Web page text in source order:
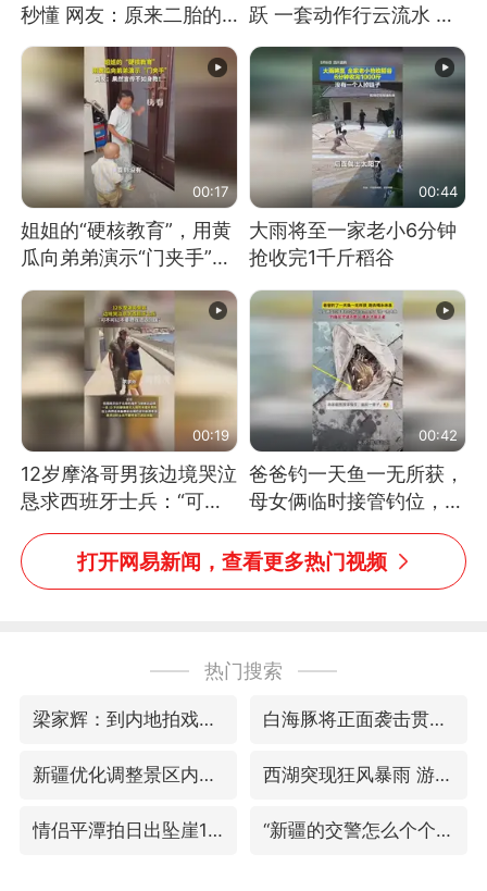
秒懂 网友：原来二胎的
快乐长这样
跃 一套动作行云流水 节
奏感拉满 网友：怎么做
到又舞又武的？
00:17
姐姐的“硬核教育”，用黄
瓜向弟弟演示“门夹手”，
网友：果然言传不如身
教！
00:44
大雨将至一家老小6分钟
抢收完1千斤稻谷
00:19
12岁摩洛哥男孩边境哭泣
恳求西班牙士兵：“可不
可以不要把我遣返回国”
00:42
爸爸钓一天鱼一无所获，
母女俩临时接管钓位，用
玩具鱼竿钓上大鱼
打开网易新闻，查看更多热门视频
热门搜索
梁家辉：到内地拍戏不是北上是回归 白海豚将正面袭击贯穿浙江
新疆优化调整景区内自驾服务费 西湖突现狂风暴雨 游客瞬间被浇透
情侣平潭拍日出坠崖1死1伤 “新疆的交警怎么个个像我妈”